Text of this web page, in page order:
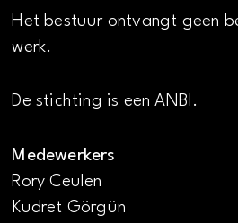
Het bestuur ontvangt geen
werk.
De stichting is een ANBI.
Medewerkers
Rory Ceulen
Kudret Görgün